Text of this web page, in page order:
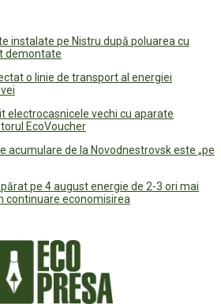
instalate pe Nistru după poluarea cu
demontate
o linie de transport al energiei
electrocasnicele vechi cu aparate
EcoVoucher
acumulare de la Novodnestrovsk este „pe
pe 4 august energie de 2-3 ori mai
continuare economisirea